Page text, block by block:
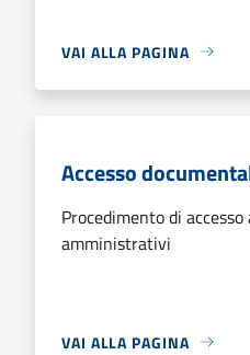
VAI ALLA PAGINA
Accesso
Procedimento di
amministrativi
VAI ALLA PAGINA